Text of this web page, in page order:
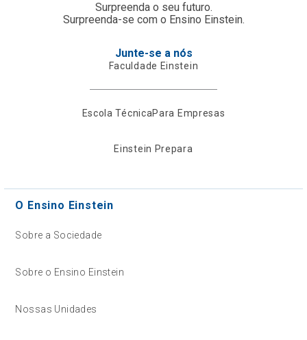
Surpreenda o seu futuro.
Surpreenda-se com o Ensino Einstein.
Junte-se a nós
Faculdade Einstein
Escola TécnicaPara Empresas
Einstein Prepara
O Ensino Einstein
Sobre a Sociedade
Sobre o Ensino Einstein
Nossas Unidades